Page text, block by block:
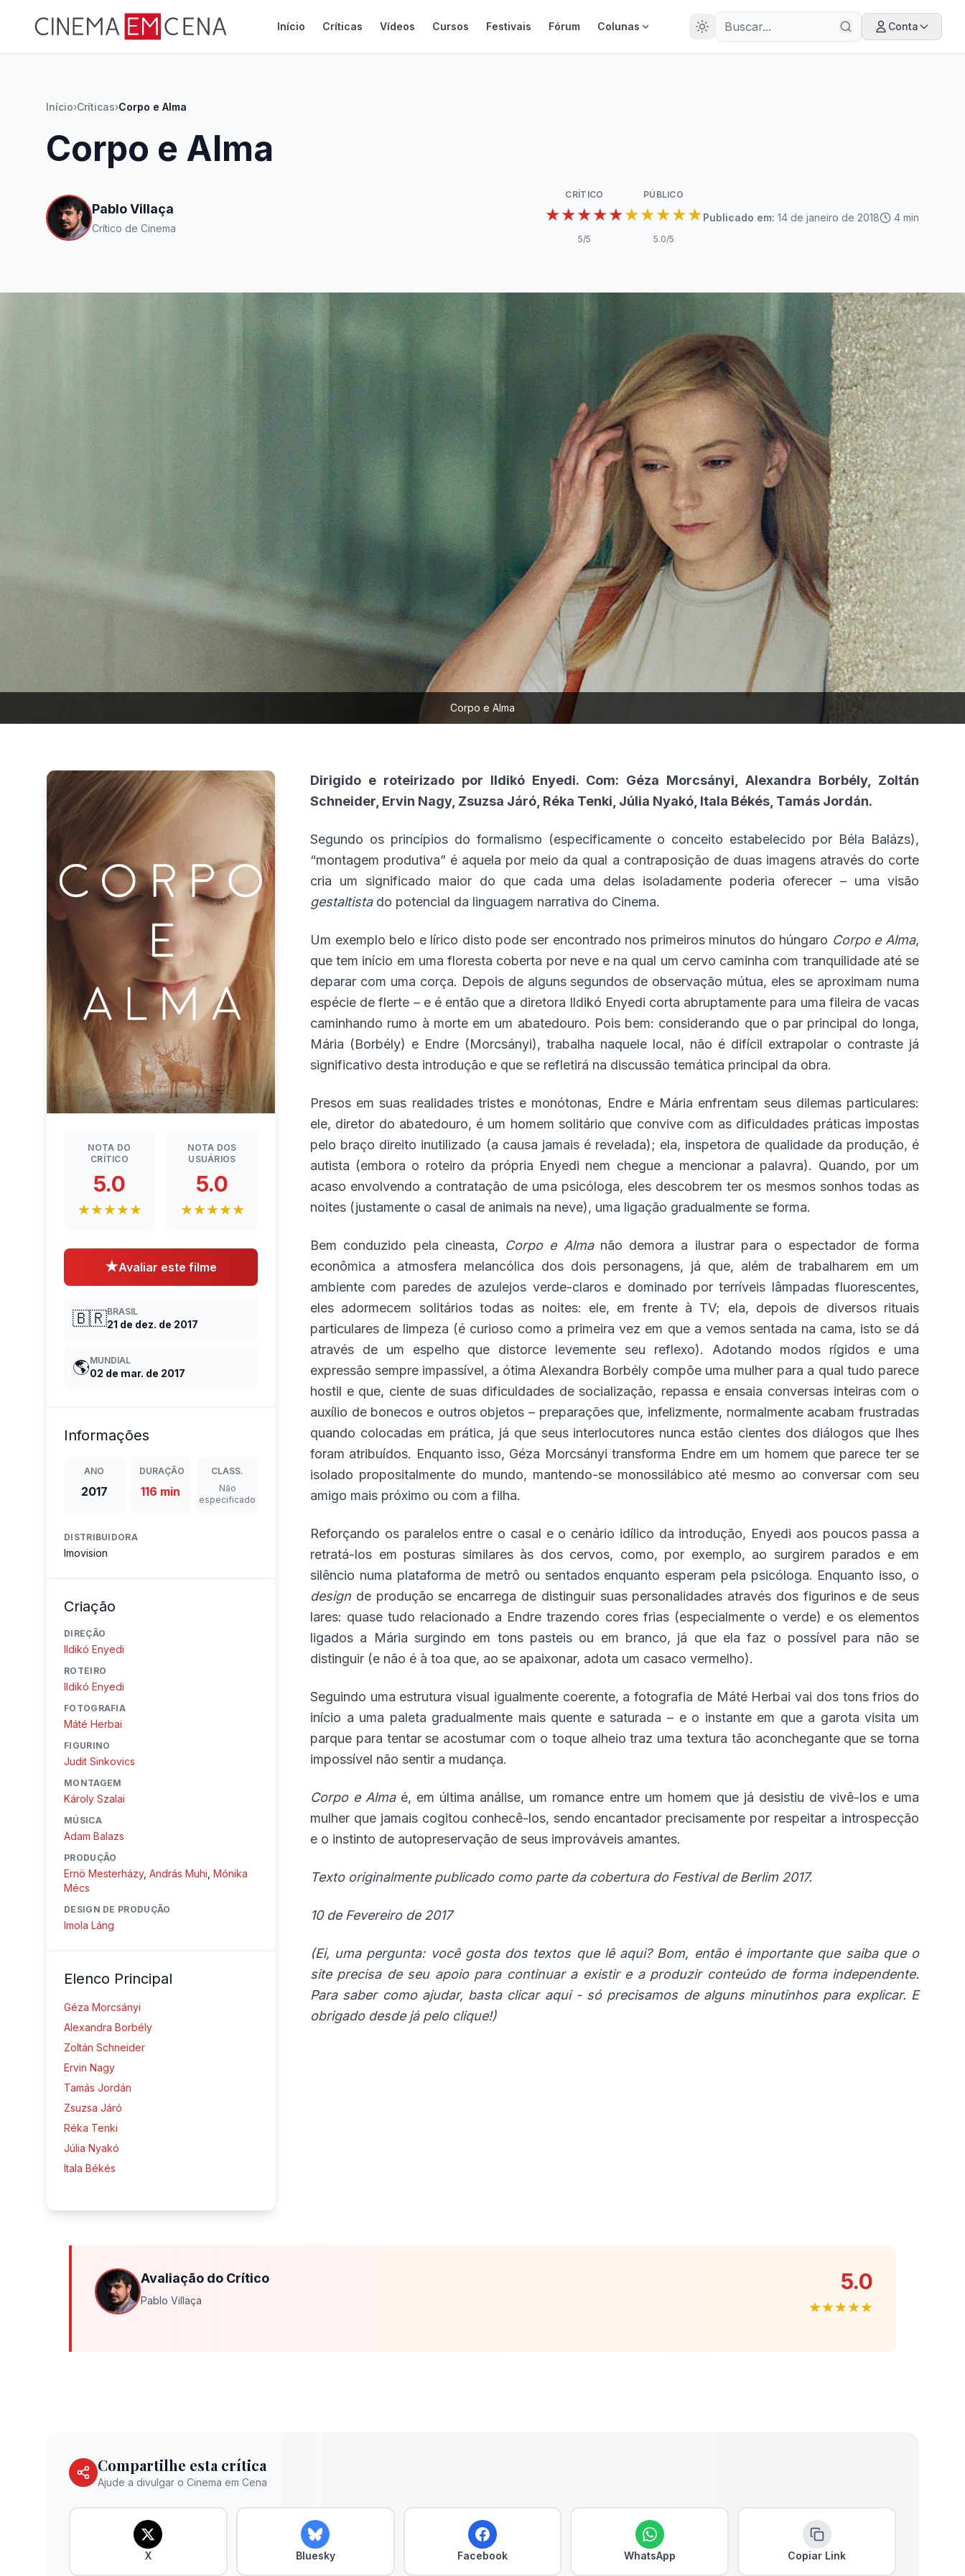
28
ANOS
Início Críticas Vídeos Cursos Festivais Fórum Colunas Conta
Início›Críticas›Corpo e Alma
Corpo e Alma
Pablo Villaça
Crítico de Cinema
CRÍTICO
★★★★★
5/5
PÚBLICO
★★★★★
5.0/5
Publicado em: 14 de janeiro de 2018 4 min
Corpo e Alma
NOTA DO
CRÍTICO
5.0
★★★★★
NOTA DOS
USUÁRIOS
5.0
★★★★★
★Avaliar este filme
🇧🇷BRASIL
21 de dez. de 2017
🌎MUNDIAL
02 de mar. de 2017
Informações
ANO
2017
DURAÇÃO
116 min
CLASS.
Não
especificado
DISTRIBUIDORA
Imovision
Criação
DIREÇÃO
Ildikó Enyedi
ROTEIRO
Ildikó Enyedi
FOTOGRAFIA
Máté Herbai
FIGURINO
Judit Sinkovics
MONTAGEM
Károly Szalai
MÚSICA
Adam Balazs
PRODUÇÃO
Ernö Mesterházy, András Muhi Mónika
Mécs
DESIGN DE PRODUÇÃO
Imola Láng
Elenco Principal
Géza Morcsányi
Alexandra Borbély
Zoltán Schneider
Ervin Nagy
Tamás Jordán
Zsuzsa Járó
Réka Tenki
Júlia Nyakó
Itala Békés
Dirigido e roteirizado por Ildikó Enyedi. Com: Géza Morcsányi, Alexandra Borbély, Zoltán
Schneider, Ervin Nagy, Zsuzsa Járó, Réka Tenki, Júlia Nyakó, Itala Békés, Tamás Jordán.
Segundo os princípios do formalismo (especificamente o conceito estabelecido por Béla Balázs),
“montagem produtiva” é aquela por meio da qual a contraposição de duas imagens através do corte
cria um significado maior do que cada uma delas isoladamente poderia oferecer – uma visão
gestaltista do potencial da linguagem narrativa do Cinema.
Um exemplo belo e lírico disto pode ser encontrado nos primeiros minutos do húngaro Corpo e Alma,
que tem início em uma floresta coberta por neve e na qual um cervo caminha com tranquilidade até se
deparar com uma corça. Depois de alguns segundos de observação mútua, eles se aproximam numa
espécie de flerte – e é então que a diretora Ildikó Enyedi corta abruptamente para uma fileira de vacas
caminhando rumo à morte em um abatedouro. Pois bem: considerando que o par principal do longa,
Mária (Borbély) e Endre (Morcsányi), trabalha naquele local, não é difícil extrapolar o contraste já
significativo desta introdução e que se refletirá na discussão temática principal da obra.
Presos em suas realidades tristes e monótonas, Endre e Mária enfrentam seus dilemas particulares:
ele, diretor do abatedouro, é um homem solitário que convive com as dificuldades práticas impostas
pelo braço direito inutilizado (a causa jamais é revelada); ela, inspetora de qualidade da produção, é
autista (embora o roteiro da própria Enyedi nem chegue a mencionar a palavra). Quando, por um
acaso envolvendo a contratação de uma psicóloga, eles descobrem ter os mesmos sonhos todas as
noites (justamente o casal de animais na neve), uma ligação gradualmente se forma.
Bem conduzido pela cineasta, Corpo e Alma não demora a ilustrar para o espectador de forma
econômica a atmosfera melancólica dos dois personagens, já que, além de trabalharem em um
ambiente com paredes de azulejos verde-claros e dominado por terríveis lâmpadas fluorescentes,
eles adormecem solitários todas as noites: ele, em frente à TV; ela, depois de diversos rituais
particulares de limpeza (é curioso como a primeira vez em que a vemos sentada na cama, isto se dá
através de um espelho que distorce levemente seu reflexo). Adotando modos rígidos e uma
expressão sempre impassível, a ótima Alexandra Borbély compõe uma mulher para a qual tudo parece
hostil e que, ciente de suas dificuldades de socialização, repassa e ensaia conversas inteiras com o
auxílio de bonecos e outros objetos – preparações que, infelizmente, normalmente acabam frustradas
quando colocadas em prática, já que seus interlocutores nunca estão cientes dos diálogos que lhes
foram atribuídos. Enquanto isso, Géza Morcsányi transforma Endre em um homem que parece ter se
isolado propositalmente do mundo, mantendo-se monossilábico até mesmo ao conversar com seu
amigo mais próximo ou com a filha.
Reforçando os paralelos entre o casal e o cenário idílico da introdução, Enyedi aos poucos passa a
retratá-los em posturas similares às dos cervos, como, por exemplo, ao surgirem parados e em
silêncio numa plataforma de metrô ou sentados enquanto esperam pela psicóloga. Enquanto isso, o
design de produção se encarrega de distinguir suas personalidades através dos figurinos e de seus
lares: quase tudo relacionado a Endre trazendo cores frias (especialmente o verde) e os elementos
ligados a Mária surgindo em tons pasteis ou em branco, já que ela faz o possível para não se
distinguir (e não é à toa que, ao se apaixonar, adota um casaco vermelho).
Seguindo uma estrutura visual igualmente coerente, a fotografia de Máté Herbai vai dos tons frios do
início a uma paleta gradualmente mais quente e saturada – e o instante em que a garota visita um
parque para tentar se acostumar com o toque alheio traz uma textura tão aconchegante que se torna
impossível não sentir a mudança.
Corpo e Alma é, em última análise, um romance entre um homem que já desistiu de vivê-los e uma
mulher que jamais cogitou conhecê-los, sendo encantador precisamente por respeitar a introspecção
e o instinto de autopreservação de seus improváveis amantes.
Texto originalmente publicado como parte da cobertura do Festival de Berlim 2017.
10 de Fevereiro de 2017
(Ei, uma pergunta: você gosta dos textos que lê aqui? Bom, então é importante que saiba que o
site precisa de seu apoio para continuar a existir e a produzir conteúdo de forma independente.
Para saber como ajudar, basta clicar aqui- só precisamos de alguns minutinhos para explicar. E
obrigado desde já pelo clique!)
Avaliação do Crítico
Pablo Villaça
5.0
★★★★★
Compartilhe esta crítica
Ajude a divulgar o Cinema em Cena
X Bluesky Facebook WhatsApp Copiar Link